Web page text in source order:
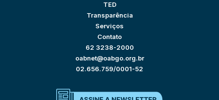
TED
Transparência
Serviços
Contato
62 3238-2000
oabnet@oabgo.org.br
02.656.759/0001-52